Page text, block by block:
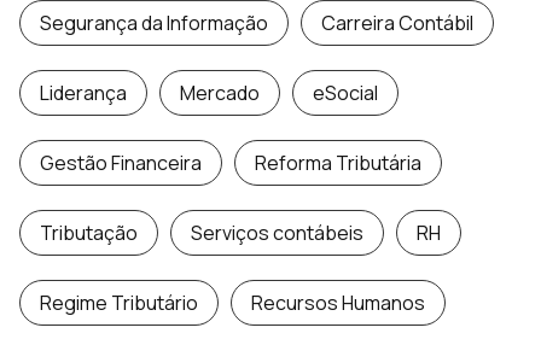
Segurança da Informação Carreira Contábil
Liderança Mercado eSocial
Gestão Financeira Reforma Tributária
Tributação Serviços contábeis RH
Regime Tributário Recursos Humanos